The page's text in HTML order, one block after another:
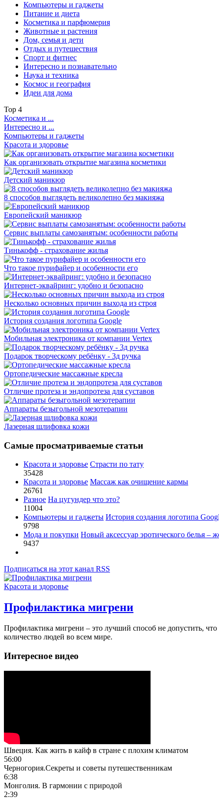
Компьютеры и гаджеты
Питание и диета
Косметика и парфюмерия
Животные и растения
Дом, семья и дети
Отдых и путешествия
Спорт и фитнес
Интересно и познавательно
Наука и техника
Космос и география
Идеи для дома
Top 4
Косметика и ...
Интересно и ...
Компьютеры и гаджеты
Красота и здоровье
Как организовать открытие магазина косметики
Детский маникюр
8 способов выглядеть великолепно без макияжа
Европейский маникюр
Сервис выплаты самозанятым: особенности работы
Тинькофф - страхование жилья
Что такое пурифайер и особенности его
Интернет-эквайринг: удобно и безопасно
Несколько основных причин выхода из строя
История создания логотипа Google
Мобильная электроника от компании Vertex
Подарок творческому ребёнку - 3д ручка
Ортопедические массажные кресла
Отличие протеза и эндопротеза для суставов
Аппараты безыгольной мезотерапии
Лазерная шлифовка кожи
Самые просматриваемые статьи
Красота и здоровье Страсти по тату
35428
Красота и здоровье Массаж как очищение кармы
26761
Разное На цугундер что это?
11004
Компьютеры и гаджеты История создания логотипа
9798
Мода и покупки Новый аксессуар эротического белья –
9437
Подписаться на этот канал RSS
Красота и здоровье
Профилактика мигрени
Профилактика мигрени – это лучший способ не допустить,
количество людей во всем мире.
Интересное видео
Швеция. Как жить в кайф в стране с плохим климатом
56:00
Черногория.Секреты и советы путешественникам
6:38
Монголия. В гармонии с природой
2:39